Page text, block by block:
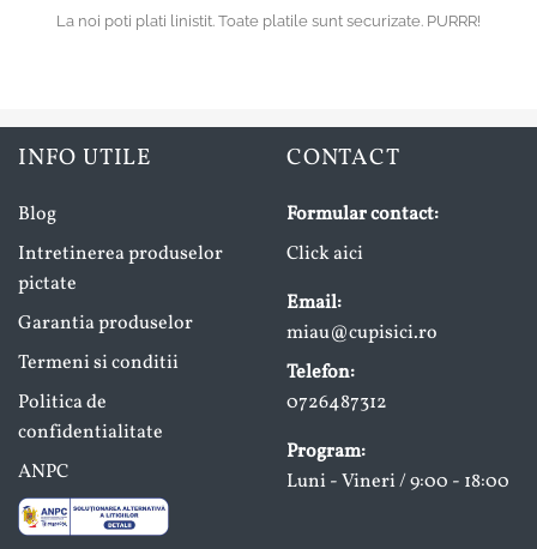
La noi poti plati linistit. Toate platile sunt securizate. PURRR!
INFO UTILE
Blog
Intretinerea produselor
pictate
Garantia produselor
Termeni si conditii
Politica de
confidentialitate
ANPC
CONTACT
Formular contact:
Click aici
Email:
miau@cupisici.ro
Telefon:
0726487312
Program:
Luni - Vineri / 9:00 - 18:00